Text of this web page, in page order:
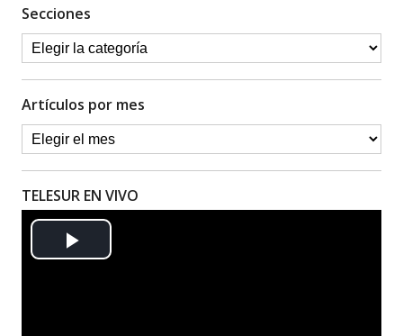
Secciones
Artículos por mes
TELESUR EN VIVO